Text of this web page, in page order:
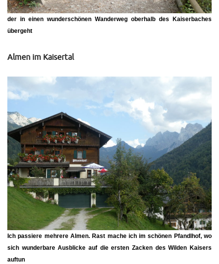
der in einen wunderschönen Wanderweg oberhalb des Kaiserbaches
übergeht
Almen im Kaisertal
Ich passiere mehrere Almen. Rast mache ich im schönen Pfandlhof, wo
sich wunderbare Ausblicke auf die ersten Zacken des Wilden Kaisers
auftun